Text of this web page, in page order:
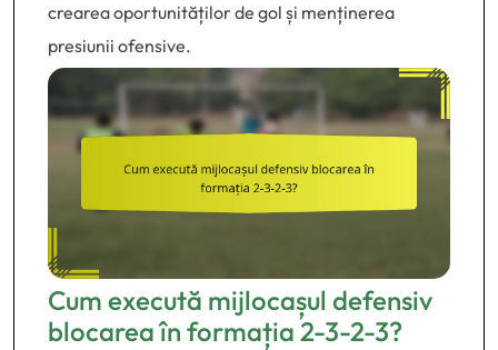
crearea oportunităților de gol și menținerea
presiunii ofensive.
Cum execută mijlocașul defensiv
blocarea în formația 2-3-2-3?